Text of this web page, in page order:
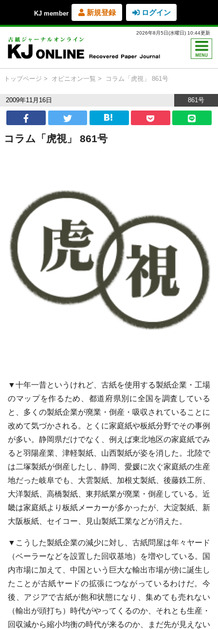
KJ member 新規登録 ログイン
2026年8月5日(水曜日) 10:44更新
トップページ オピニオン一覧 コラム「虎視」 861号
2009年11月16日 861号
コラム「虎視」 861号
▼十年一昔というけれど、古紙を使用する製紙企業・工場
のマップを作るため、都道府県別に全国を調査している
と、多くの製紙企業が廃業・倒産・吸収されていることに
改めて気づかされる。とくに家庭紙や板紙分野でその事例
が多い。静岡県だけでなく、例えば東北地区の家庭紙でみ
ると羽陽産業、津軽製紙、山西製紙が姿を消した。北陸で
は二塚製紙が倒産したし、静岡、愛媛に次ぐ家庭紙の生産
地だった岐阜でも、大雲製紙、加根丈製紙、後藤鉄工所、
大洋製紙、高橋製紙、東邦紙業が廃業・倒産している。近
畿は家庭紙より板紙メーカーが多かったが、大淀製紙、新
大阪板紙、セイコー、見山製紙工業などが消えた。
▼こうした製紙企業の減少に対し、古紙問屋は年々ヤード
（ベーラーなどを設置した回収基地）を増やしている。国
内市場に加えて、中国という巨大な輸出市場が傍に誕生し
たことが古紙ヤードの拡張につながっているわけだ。今
後、アジアで古紙が飽和状態になり、集めても売れない
（輸出が頭打ち）時代がやってくるのか、それとも生産・
回収減から縮小均衡の時代が来るのか、まだ先が見えない